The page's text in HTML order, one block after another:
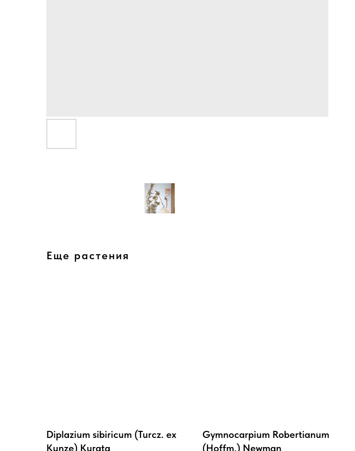
Еще растения
Diplazium sibiricum (Turcz. ex
Kunze) Kurata
Gymnocarpium Robertianum
(Hoffm.) Newman